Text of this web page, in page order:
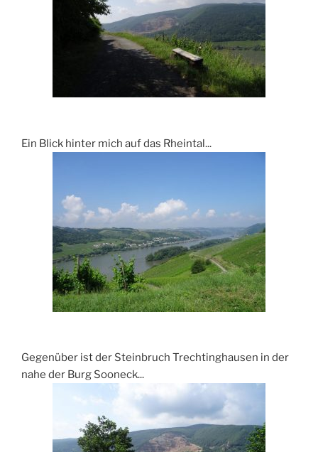
Ein Blick hinter mich auf das Rheintal...
Gegenüber ist der Steinbruch Trechtinghausen in der
nahe der Burg Sooneck...